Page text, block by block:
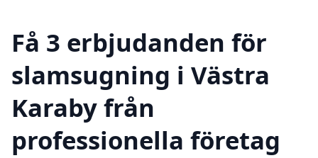
Få 3 erbjudanden för
slamsugning i Västra
Karaby från
professionella företag